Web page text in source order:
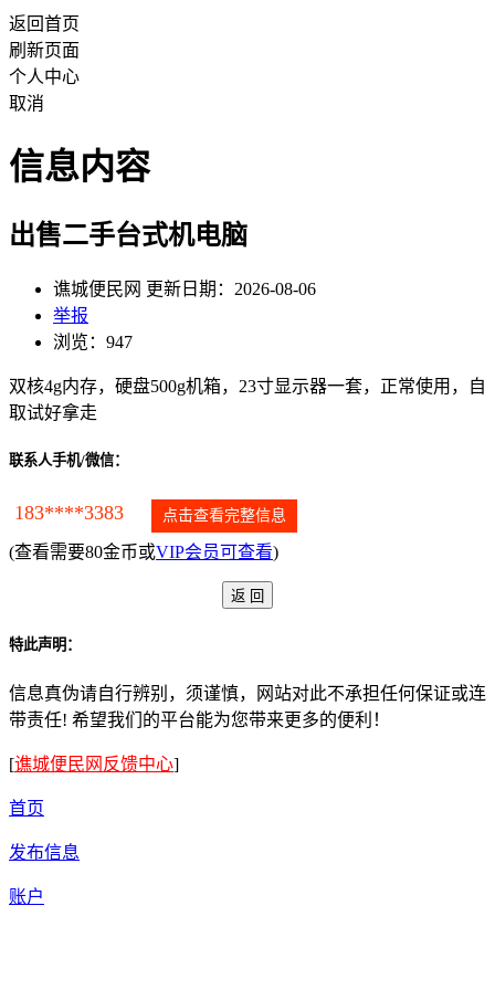
返回首页
刷新页面
个人中心
取消
信息内容
出售二手台式机电脑
谯城便民网 更新日期：2026-08-06
举报
浏览：947
双核4g内存，硬盘500g机箱，23寸显示器一套，正常使用，自
取试好拿走
联系人手机/微信：
183****3383 点击查看完整信息
(查看需要80金币或VIP会员可查看)
特此声明：
信息真伪请自行辨别，须谨慎，网站对此不承担任何保证或连
带责任! 希望我们的平台能为您带来更多的便利！
[谯城便民网反馈中心]
首页
发布信息
账户